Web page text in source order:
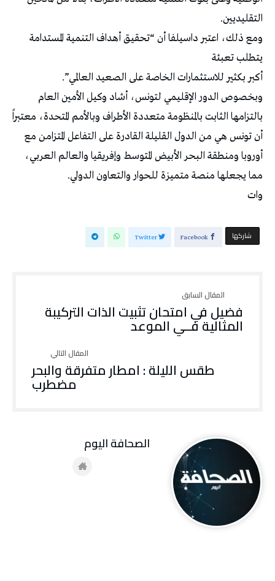
التقليديين.
ومع ذلك، اعتبر داسيلفا أن “تحقيق أهداف التنمية المستدامة
يتطلب تعبئة
أكبر بكثير للاستثمارات الخاصة على الصعيد العالمي”.
وبخصوص الدور الإقليمي لتونس، أشاد وكيل الأمين العام
بالتزامها الثابت بالمنظومة متعددة الأطراف وبالأمم المتحدة، معتبراً
أن تونس هي من الدول القليلة القادرة على التفاعل المتزامن مع
أوروبا ومنطقة البحر الأبيض المتوسط وإفريقيا والعالم العربي،
مما يجعلها منصة متميزة للحوار والتعاون الدولي.
وات
‫‫ شاركها‬ Facebook
Twitter
فضيل في امتحان تثبيت الذات التركيبة
المثالية فــي الموعد
طقس الليلة : امطار متفرقة والبحر
مضطرب